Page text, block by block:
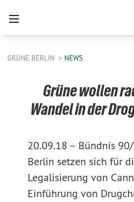
GRÜNE BERLIN NEWS
Grüne wollen
Wandel in der
20.09.18 – Bündnis
Berlin setzen sich für
Legalisierung von
Einführung von